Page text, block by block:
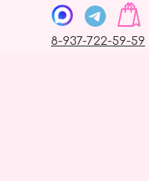
8-937-722-59-59